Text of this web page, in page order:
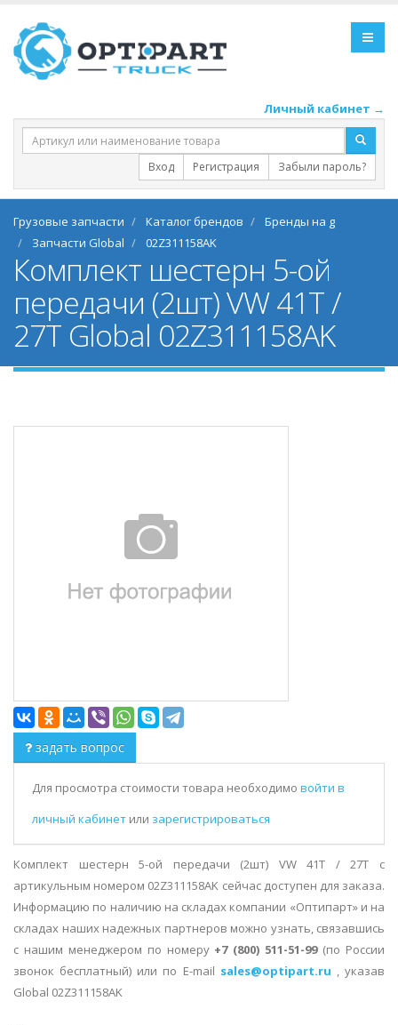
Личный кабинет →
Вход Регистрация Забыли пароль?
Грузовые запчасти Каталог брендов
Бренды на g
Запчасти Global
02Z311158AK
Комплект шестерн 5-ой
передачи (2шт) VW 41T /
27T Global 02Z311158AK
задать вопрос
Для просмотра стоимости товара необходимо войти в
личный кабинет или зарегистрироваться
Комплект шестерн 5-ой передачи (2шт) VW 41T / 27T с
артикульным номером 02Z311158AK сейчас доступен для заказа.
Информацию по наличию на складах компании «Оптипарт» и на
складах наших надежных партнеров можно узнать, связавшись
с нашим менеджером по номеру +7 (800) 511-51-99(по России
звонок бесплатный) или по E-mail sales@optipart.ru , указав
Global 02Z311158AK